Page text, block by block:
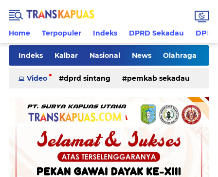
Home Terpopuler Indeks DPRD Sekadau
Indeks Kalbar Nasional News Olahraga
Pilkades Rohani Sanggau Sekadau
kriminal
Video dprd sintang pemkab sekadau